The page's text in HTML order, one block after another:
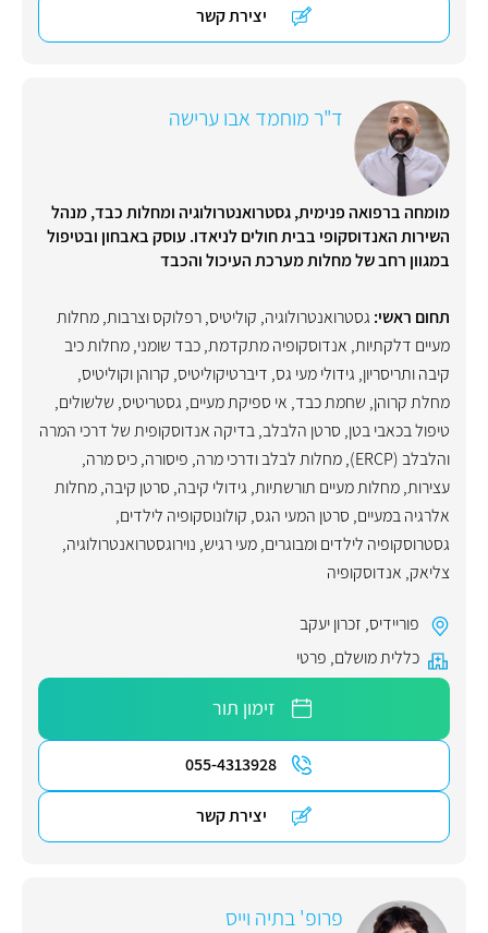
יצירת קשר
ד"ר מוחמד אבו ערישה
מומחה ברפואה פנימית, גסטרואנטרולוגיה ומחלות כבד, מנהל
השירות האנדוסקופי בבית חולים לניאדו. עוסק באבחון ובטיפול
במגוון רחב של מחלות מערכת העיכול והכבד
תחום ראשי: גסטרואנטרולוגיה, קוליטיס,רפלוקס וצרבות,מחלות
מעיים דלקתיות, אנדוסקופיה מתקדמת,כבד שומני,מחלות כיב
קיבה ותריסריון, גידולי מעי גס, דיברטיקוליטיס, קרוהן וקוליטיס,
מחלת קרוהן, שחמת כבד, אי ספיקת מעיים, גסטריטיס, שלשולים,
טיפול בכאבי בטן, סרטן הלבלב,בדיקה אנדוסקופית של דרכי המרה
והלבלב (ERCP)
,מחלות לבלב ודרכי מרה, פיסורה,כיס מרה,
עצירות,מחלות מעיים תורשתיות, גידולי קיבה, סרטן קיבה,מחלות
אלרגיה במעיים, סרטן המעי הגס, קולונוסקופיה לילדים,
גסטרוסקופיה לילדים ומבוגרים,מעי רגיש, נוירוגסטרואנטרולוגיה,
צליאק, אנדוסקופיה
פוריידיס, זכרון יעקב
כללית מושלם, פרטי
זימון תור
055-4313928
יצירת קשר
פרופ' בתיה וייס